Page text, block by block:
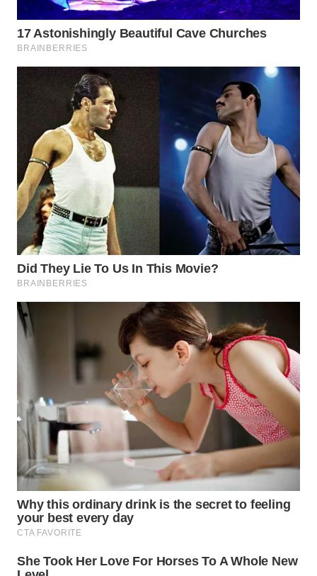
TRAVEL
WAHANA
WAHANANEWS
ID
WAHANANEWS
CO ID
WAHANANEWS
NET
WAHANA
SPORT
WAHANA
PERSONA
WAHANA
OTOMOTIF
WAHANA
HEALTH
WAHANA